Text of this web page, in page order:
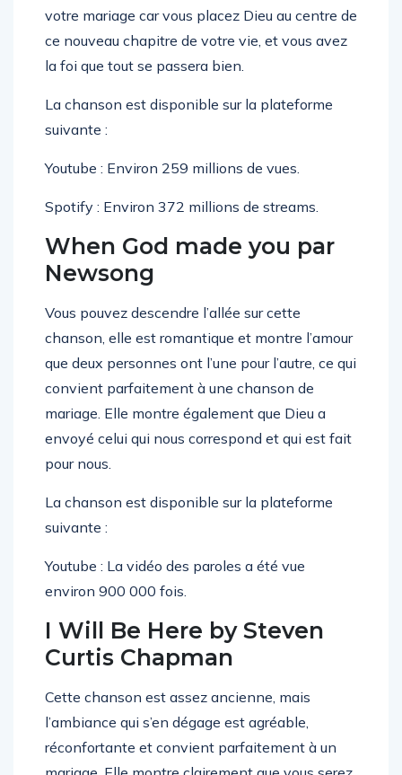
votre mariage car vous placez Dieu au centre de
ce nouveau chapitre de votre vie, et vous avez
la foi que tout se passera bien.
La chanson est disponible sur la plateforme
suivante :
Youtube : Environ 259 millions de vues.
Spotify : Environ 372 millions de streams.
When God made you par
Newsong
Vous pouvez descendre l’allée sur cette
chanson, elle est romantique et montre l’amour
que deux personnes ont l’une pour l’autre, ce qui
convient parfaitement à une chanson de
mariage. Elle montre également que Dieu a
envoyé celui qui nous correspond et qui est fait
pour nous.
La chanson est disponible sur la plateforme
suivante :
Youtube : La vidéo des paroles a été vue
environ 900 000 fois.
I Will Be Here by Steven
Curtis Chapman
Cette chanson est assez ancienne, mais
l’ambiance qui s’en dégage est agréable,
réconfortante et convient parfaitement à un